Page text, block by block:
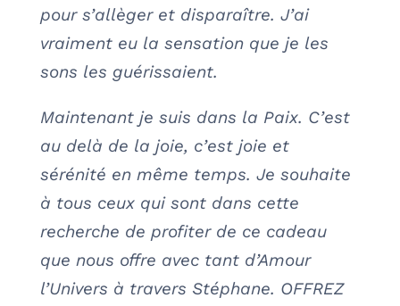
pour s’allèger et disparaître. J’ai
vraiment eu la sensation que je les
sons les guérissaient.
Maintenant je suis dans la Paix. C’est
au delà de la joie, c’est joie et
sérénité en même temps. Je souhaite
à tous ceux qui sont dans cette
recherche de profiter de ce cadeau
que nous offre avec tant d’Amour
l’Univers à travers Stéphane. OFFREZ